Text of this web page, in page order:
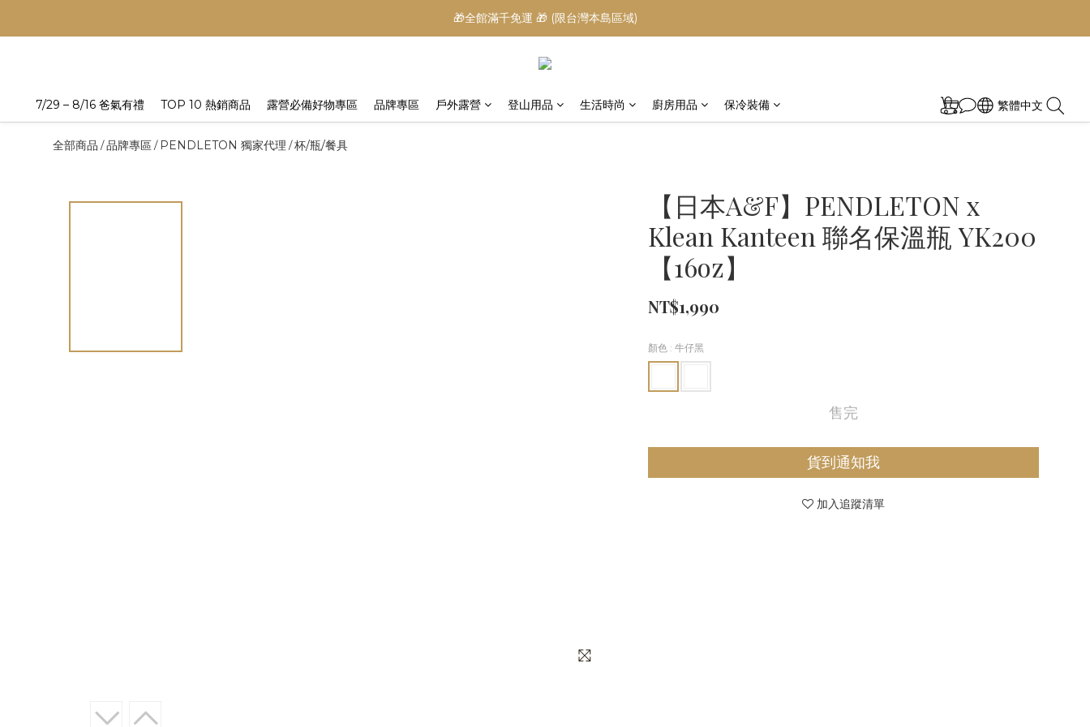
🎁全館滿千免運 🎁 (限台灣本島區域)
7/29 – 8/16 爸氣有禮 TOP 10 熱銷商品 露營必備好物專區 品牌專區 戶外露營 登山用品 生活時尚 廚房用品 保冷裝備 繁體中文
全部商品 /品牌專區/ PENDLETON 獨家代理 /杯/瓶/餐具
【日本A&F】PENDLETON x
Klean Kanteen 聯名保溫瓶 YK200
【16oz】
NT$1,990
顏色 : 牛仔黑
售完
貨到通知我
加入追蹤清單